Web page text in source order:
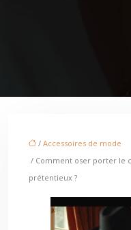
/ Accessoires de mode
/ Comment oser porter le
prétentieux ?